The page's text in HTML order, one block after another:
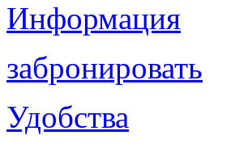
Информация
забронировать
Удобства